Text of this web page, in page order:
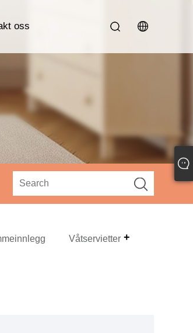
oss
Våtservietter